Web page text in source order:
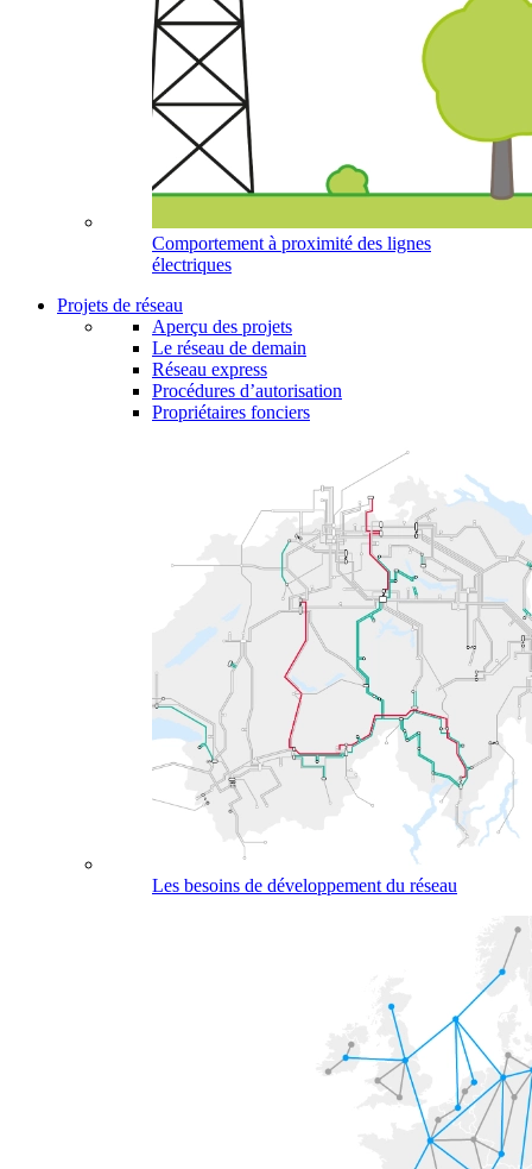
Comportement à proximité des lignes
électriques
Projets de réseau
Aperçu des projets
Le réseau de demain
Réseau express
Procédures d’autorisation
Propriétaires fonciers
Les besoins de développement du réseau